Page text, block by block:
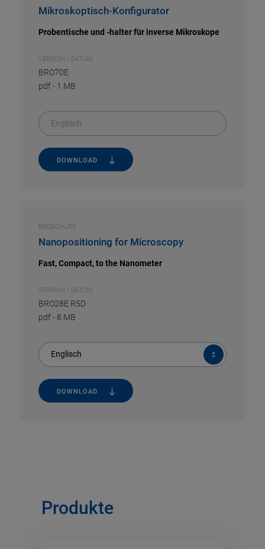
Mikroskoptisch-Konfigurator
Probentische und -halter für inverse Mikroskope
VERSION / DATUM
BRO70E
pdf- 1 MB
Englisch
DOWNLOAD
BROSCHÜRE
Nanopositioning for Microscopy
Fast, Compact, to the Nanometer
VERSION / DATUM
BRO28E R5D
pdf- 8 MB
Englisch
DOWNLOAD
Produkte